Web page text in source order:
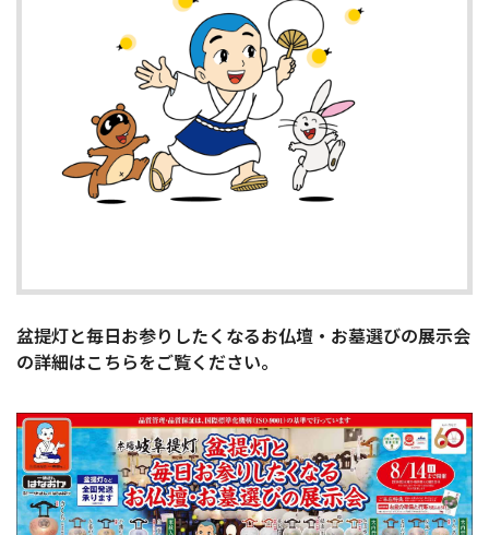
盆提灯と毎日お参りしたくなるお仏壇・お墓選びの展示会
の詳細はこちらをご覧ください。